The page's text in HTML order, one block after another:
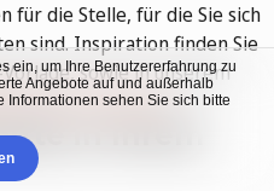
ein, um Ihre Benutzererfahrung zu
Angebote auf und außerhalb
Informationen sehen Sie sich bitte
für die Stelle, für die Sie sich
sind. Inspiration finden Sie
sowie in unserem
für Ihre Karriere.
in Ihrem